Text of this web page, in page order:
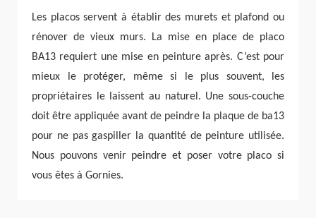
Les placos servent à établir des murets et plafond ou
rénover de vieux murs. La mise en place de placo
BA13 requiert une mise en peinture après. C’est pour
mieux le protéger, même si le plus souvent, les
propriétaires le laissent au naturel. Une sous-couche
doit être appliquée avant de peindre la plaque de ba13
pour ne pas gaspiller la quantité de peinture utilisée.
Nous pouvons venir peindre et poser votre placo si
vous êtes à Gornies.